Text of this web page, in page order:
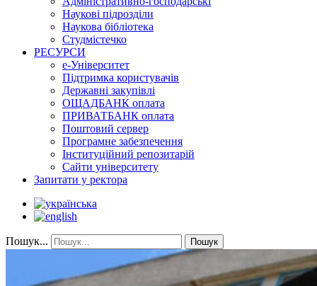
Наукові підрозділи
Наукова бібліотека
Студмістечко
РЕСУРСИ
е-Університет
Підтримка користувачів
Державні закупівлі
ОЩАДБАНК оплата
ПРИВАТБАНК оплата
Поштовий сервер
Програмне забезпечення
Інституційний репозитарій
Сайти університету
Запитати у ректора
Пошук... Пошук